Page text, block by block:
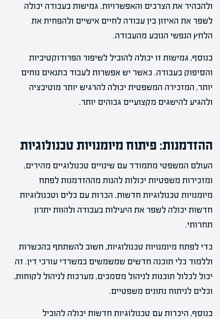
ולהבהיר את הצרכים והאפשרויות. גמישות בעבודה יכולה
לשפר את האיזון בין עבודה לחיים אישיים ולהפחית את
הלחץ הנפשי הנובע מהעבודה.
בנוסף, גמישות זו יכולה להוביל לשיפור הפרודוקטיביות
והסיפוק בעבודה. כאשר יש אפשרות לעבוד בתנאים נוחים
יותר, המזכירה המשפטית יכולה להרגיש יותר מוטיבציה
ולהגיע להישגים מקצועיים גבוהים יותר.
ההזדמנות: פיתוח מיומנויות טכנולוגיות
העולם המשפטי מתמודד עם שינויים טכנולוגיים מהירים,
ומזכירות משפטיות יכולות להנות מההזדמנות לפתח
מיומנויות טכנולוגיות חדשות. הכרות עם כלים וטכנולוגיות
חדשות יכולה לשפר את היעילות בעבודה ולהוות יתרון
תחרותי.
כדי לפתח מיומנויות טכנולוגיות, חשוב להשתתף בהכשרות
וללמוד כלי תוכנה חדשים שמשמשים במשרדי עורכי דין. זה
יכול לכלול תוכנות לניהול מסמכים, מערכות לניהול לקוחות,
וכלים לניתוח נתונים משפטיים.
בנוסף, היכרות עם טכנולוגיות חדשות יכולה להוביל